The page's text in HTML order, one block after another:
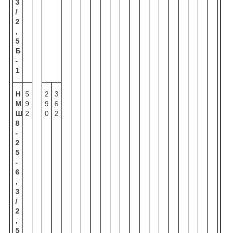
3
/
2
,
5
Б
-
1
Н
М
Ш
8
-
2
5
-
6
,
3
/
2
,
5
5
9
2
2
9
0
3
6
2